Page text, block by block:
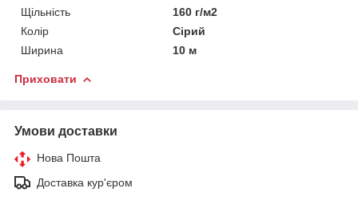
Щільність
160 г/м2
Колір
Сірий
Ширина
10 м
Приховати
Умови доставки
Нова Пошта
Доставка кур'єром